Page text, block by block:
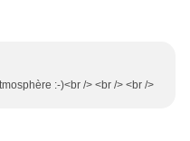
:-)<br /> <br /> <br />